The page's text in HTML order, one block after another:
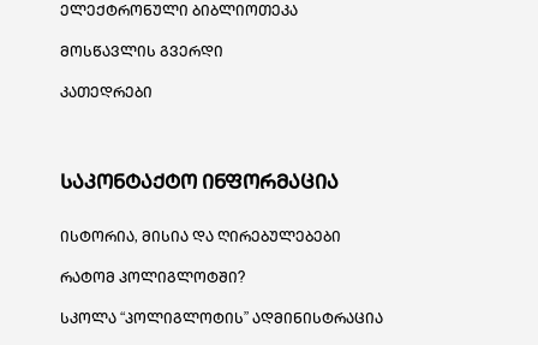
ელექტრონული ბიბლიოთეკა
მოსწავლის გვერდი
კათედრები
საკონტაქტო ინფორმაცია
ისტორია, მისია და ღირებულებები
რატომ პოლიგლოტში?
სკოლა “პოლიგლოტის” ადმინისტრაცია